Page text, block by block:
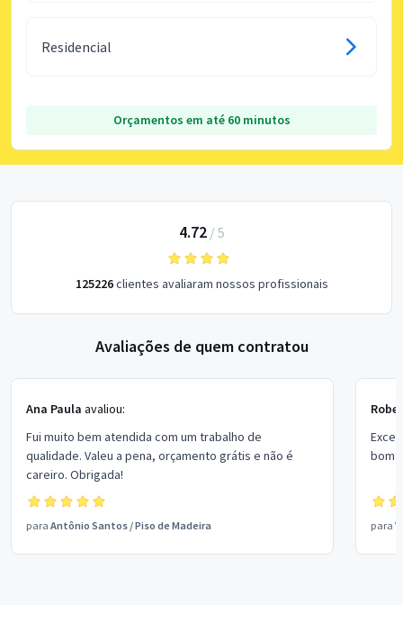
Residencial
Orçamentos em até 60 minutos
4.72/ 5
125226clientes avaliaram nossos profissionais
Avaliações de quem contratou
Ana Paula avaliou:
Fui muito bem atendida com um trabalho de
qualidade. Valeu a pena, orçamento grátis e não é
careiro. Obrigada!
para Antônio Santos /Piso de Madeira
bom
para